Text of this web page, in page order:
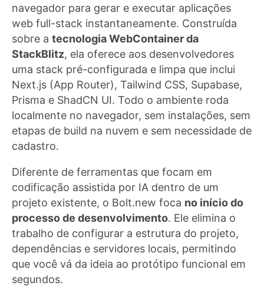
navegador para gerar e executar aplicações
web full-stack instantaneamente. Construída
sobre a tecnologia WebContainer da
StackBlitz, ela oferece aos desenvolvedores
uma stack pré-configurada e limpa que inclui
Next.js (App Router), Tailwind CSS, Supabase,
Prisma e ShadCN UI. Todo o ambiente roda
localmente no navegador, sem instalações, sem
etapas de build na nuvem e sem necessidade de
cadastro.
Diferente de ferramentas que focam em
codificação assistida por IA dentro de um
projeto existente, o Bolt.new foca no início do
processo de desenvolvimento. Ele elimina o
trabalho de configurar a estrutura do projeto,
dependências e servidores locais, permitindo
que você vá da ideia ao protótipo funcional em
segundos.